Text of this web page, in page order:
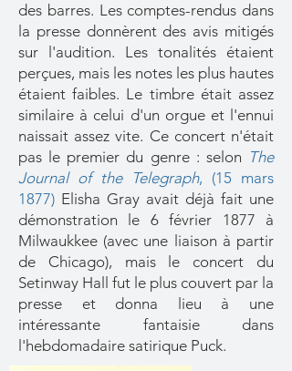
des barres. Les comptes-rendus dans
la presse donnèrent des avis mitigés
sur l'audition. Les tonalités étaient
perçues, mais les notes les plus hautes
étaient faibles. Le timbre était assez
similaire à celui d'un orgue et l'ennui
naissait assez vite. Ce concert n'était
pas le premier du genre : selon The
Journal of the Telegraph, (15 mars
1877) Elisha Gray avait déjà fait une
démonstration le 6 février 1877 à
Milwaukkee (avec une liaison à partir
de Chicago), mais le concert du
Setinway Hall fut le plus couvert par la
presse et donna lieu à une
intéressante fantaisie dans
l'hebdomadaire satirique Puck.